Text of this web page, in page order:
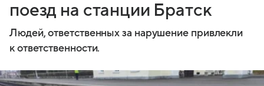
поезд на станции Братск
Людей, ответственных за нарушение привлекли
к ответственности.